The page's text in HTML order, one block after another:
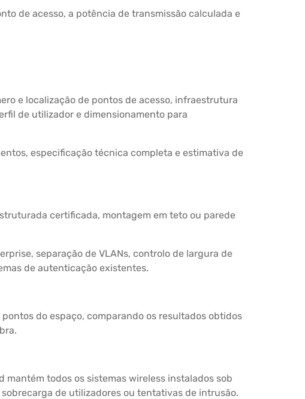
de acesso, a potência de transmissão calculada e
e localização de pontos de acesso, infraestrutura
de utilizador e dimensionamento para
especificação técnica completa e estimativa de
certificada, montagem em teto ou parede
separação de VLANs, controlo de largura de
de autenticação existentes.
do espaço, comparando os resultados obtidos
mantém todos os sistemas wireless instalados sob
de utilizadores ou tentativas de intrusão.